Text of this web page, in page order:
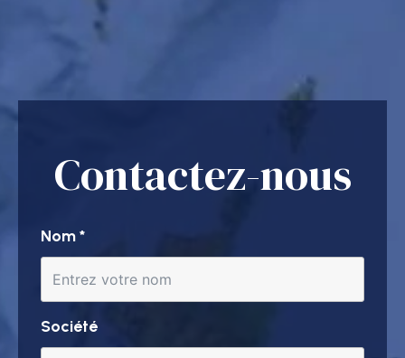
Contactez-nous
Nom*
Société